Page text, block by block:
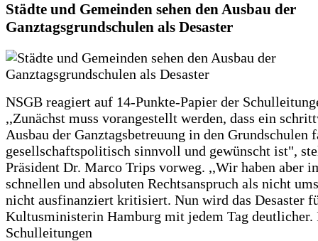
Städte und Gemeinden sehen den Ausbau der
Ganztagsgrundschulen als Desaster
NSGB reagiert auf 14-Punkte-Papier der
,,Zunächst muss vorangestellt werden, dass ein
Ausbau der Ganztagsbetreuung in den Grundschulen
gesellschaftspolitisch sinnvoll und gewünscht ist",
Präsident Dr. Marco Trips vorweg. ,,Wir haben aber
schnellen und absoluten Rechtsanspruch als nicht
nicht ausfinanziert kritisiert. Nun wird das Desaster
Kultusministerin Hamburg mit jedem Tag deutlicher.
Schulleitungen